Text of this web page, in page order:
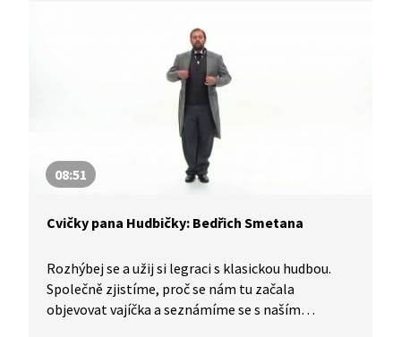
08:51
Cvičky pana Hudbičky: Bedřich Smetana
Rozhýbej se a užij si legraci s klasickou hudbou.
Společně zjistíme, proč se nám tu začala
objevovat vajíčka a seznámíme se s naším